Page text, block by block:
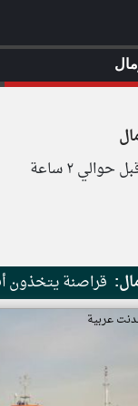
٢ ساعة
قراصنة يتخذون
عربية